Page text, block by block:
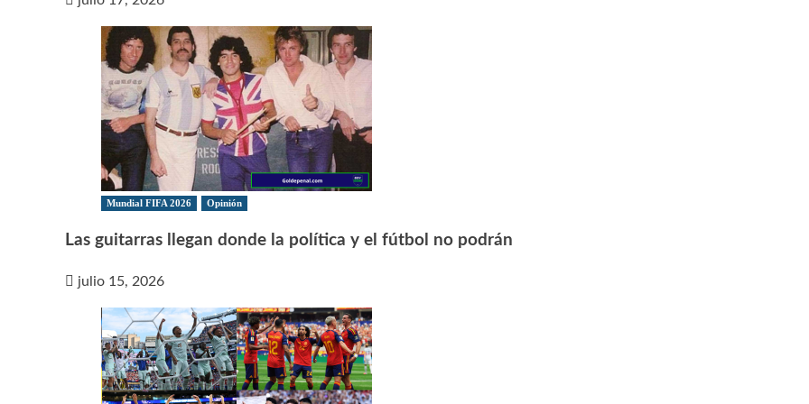
Mundial FIFA 2026 Opinión
Las guitarras llegan donde la política y el fútbol no podrán
julio 15, 2026